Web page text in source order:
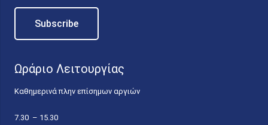
Ωράριο Λειτουργίας
Καθημερινά πλην επίσημων αργιών
7.30 – 15.30